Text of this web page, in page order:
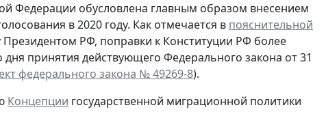
Федерации обусловлена главным образом внесением
в 2020 году. Как отмечается в пояснительной
Президентом РФ, поправки к Конституции РФ более
принятия действующего Федерального закона от 31
федерального закона № 49269-8).
Концепции государственной миграционной политики